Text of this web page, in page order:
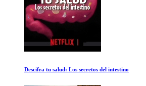
El Secreto